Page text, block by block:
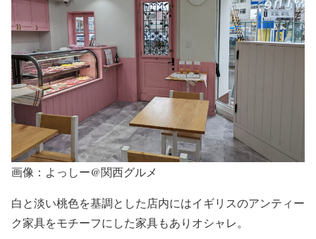
画像：よっしー@関西グルメ
白と淡い桃色を基調とした店内にはイギリスのアンティー
ク家具をモチーフにした家具もありオシャレ。